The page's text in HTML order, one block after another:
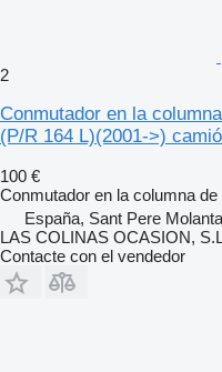
2
Conmutador en la
(P/R 164 L)(2001->)
100 €
Conmutador en la columna
España, Sant Pere
LAS COLINAS OCASION,
Contacte con el vendedor